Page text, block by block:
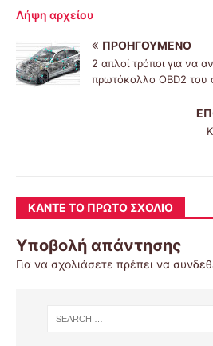
Λήψη αρχείου
ΠΡΟΗΓΟΎΜΕΝΟ
2 απλοί τρόποι για να
πρωτόκολλο OBD2 του
ΚΆΝΤΕ ΤΟ ΠΡΏΤΟ ΣΧΌΛΙΟ
Υποβολή απάντησης
Για να σχολιάσετε πρέπει να